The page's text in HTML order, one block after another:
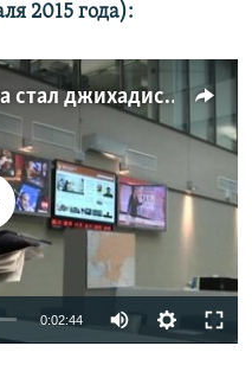
2015 года):
Как юноша из Казахстана стал джихадистом в Америке
available
0:02:44